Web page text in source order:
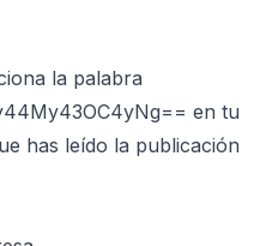
la palabra
en tu
has leído la publicación